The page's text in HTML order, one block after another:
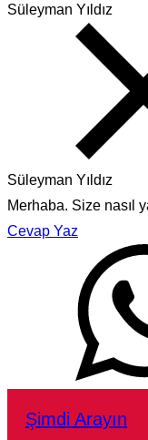
Süleyman Yıldız
Süleyman Yıldız
Merhaba. Size nasıl
Cevap Yaz
Şimdi Arayın